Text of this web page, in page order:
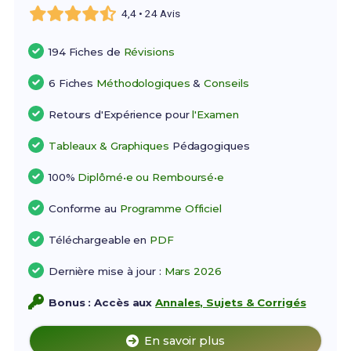
4,4 • 24 Avis
194 Fiches de Révisions
6 Fiches Méthodologiques &Conseils
Retours d'Expérience pourl'Examen
Tableaux & Graphiques Pédagogiques
100% Diplômé•e ou Remboursé•e
Conforme au Programme Officiel
Téléchargeable en PDF
Dernière mise à jour : Mars 2026
Bonus : Accès auxAnnales, Sujets & Corrigés
En savoir plus